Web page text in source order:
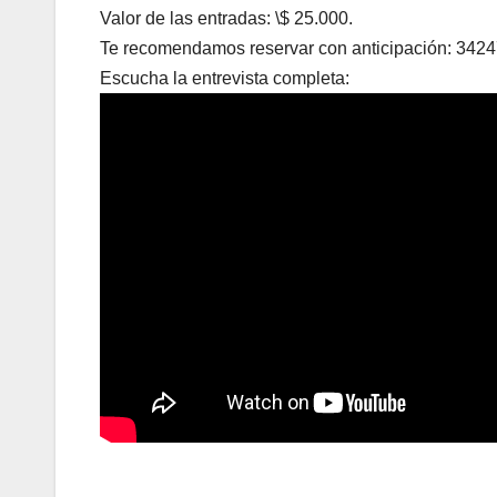
Valor de las entradas: \$ 25.000.
Te recomendamos reservar con anticipación:
Escucha la entrevista completa: